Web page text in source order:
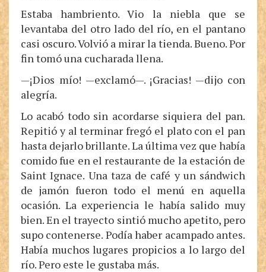
Estaba hambriento. Vio la niebla que se
levantaba del otro lado del río, en el pantano
casi oscuro. Volvió a mirar la tienda. Bueno. Por
fin tomó una cucharada llena.
—¡Dios mío! —exclamó—. ¡Gracias! —dijo con
alegría.
Lo acabó todo sin acordarse siquiera del pan.
Repitió y al terminar fregó el plato con el pan
hasta dejarlo brillante. La última vez que había
comido fue en el restaurante de la estación de
Saint Ignace. Una taza de café y un sándwich
de jamón fueron todo el menú en aquella
ocasión. La experiencia le había salido muy
bien. En el trayecto sintió mucho apetito, pero
supo contenerse. Podía haber acampado antes.
Había muchos lugares propicios a lo largo del
río. Pero este le gustaba más.